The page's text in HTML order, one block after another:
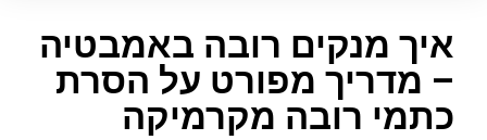
איך מנקים רובה באמבטיה
– מדריך מפורט על הסרת
כתמי רובה מקרמיקה